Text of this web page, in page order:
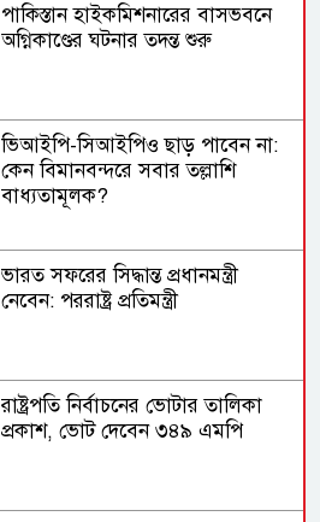
পাকিস্তান হাইকমিশনারের বাসভবনে
অগ্নিকাণ্ডের ঘটনার তদন্ত শুরু
ভিআইপি-সিআইপিও ছাড় পাবেন না:
কেন বিমানবন্দরে সবার তল্লাশি
বাধ্যতামূলক?
ভারত সফরের সিদ্ধান্ত প্রধানমন্ত্রী
নেবেন: পররাষ্ট্র প্রতিমন্ত্রী
রাষ্ট্রপতি নির্বাচনের ভোটার তালিকা
প্রকাশ, ভোট দেবেন ৩৪৯ এমপি